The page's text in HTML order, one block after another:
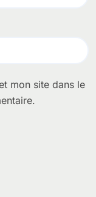
mon site dans le